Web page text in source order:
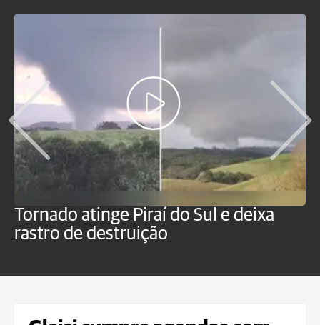
Tornado atinge Piraí do Sul e deixa
rastro de destruição